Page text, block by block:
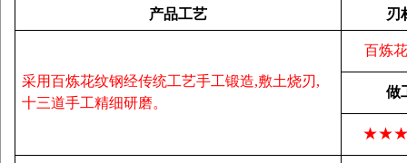
产品工艺 刃
采用百炼花纹钢经传统工艺手工锻造,敷土烧刃,
十三道手工精细研磨。
百炼
做